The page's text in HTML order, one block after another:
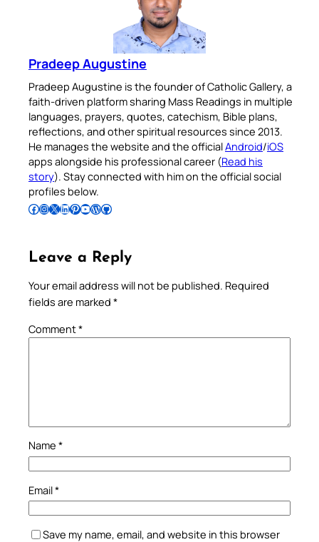
Pradeep Augustine
Pradeep Augustine is the founder of Catholic Gallery, a
faith-driven platform sharing Mass Readings in multiple
languages, prayers, quotes, catechism, Bible plans,
reflections, and other spiritual resources since 2013.
He manages the website and the officialAndroid/iOS
apps alongside his professional career (Read his
story). Stay connected with him on the official social
profiles below.
Follow Pradeep on Facebook Follow Pradeep on InstagramFollow Pradeep on X Follow Pradeep on LinkedIn Follow Pradeep on Pinterest Subscribe to Pradeep’s Youtube Channel Follow Pradeep on WordPress Follow Pradeep on GitHub
Leave a Reply
Your email address will not be published. Required
fields are marked *
Comment*
Name *
Email*
Save my name, email, and website in this browser